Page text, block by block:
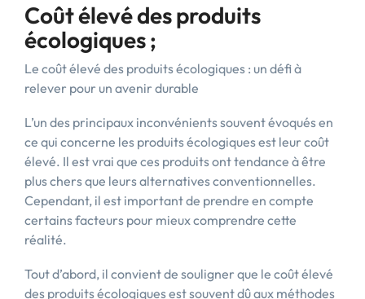
Coût élevé des produits
écologiques ;
Le coût élevé des produits écologiques : un défi à
relever pour un avenir durable
L’un des principaux inconvénients souvent évoqués en
ce qui concerne les produits écologiques est leur coût
élevé. Il est vrai que ces produits ont tendance à être
plus chers que leurs alternatives conventionnelles.
Cependant, il est important de prendre en compte
certains facteurs pour mieux comprendre cette
réalité.
Tout d’abord, il convient de souligner que le coût élevé
des produits écologiques est souvent dû aux méthodes